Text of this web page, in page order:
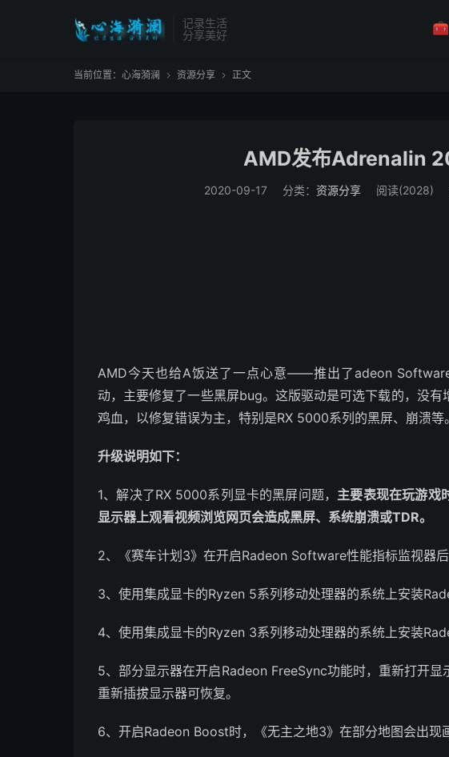
记录生活
分享美好
当前位置： 心海漪澜  资源分享  正文
AMD发布Adrenalin
2020-09-17 分类： 资源分享 阅读(2028)
AMD今天也给A饭送了一点心意——推出了adeon
动，主要修复了一些黑屏bug。这版驱动是可选下载的，没
鸡血，以修复错误为主，特别是RX 5000系列的黑屏、崩溃等。
升级说明如下：
1、解决了RX 5000系列显卡的黑屏问题， 主要表现在玩游戏
显示器上观看视频浏览网页会造成黑屏、系统崩溃或TDR。
2、《赛车计划3》在开启Radeon Software性能指标监视器后
3、使用集成显卡的Ryzen 5系列移动处理器的系统上安装
4、使用集成显卡的Ryzen 3系列移动处理器的系统上安装
5、部分显示器在开启Radeon FreeSync功能时，重新打开
重新插拔显示器可恢复。
6、开启Radeon Boost时，《无主之地3》在部分地图会出现